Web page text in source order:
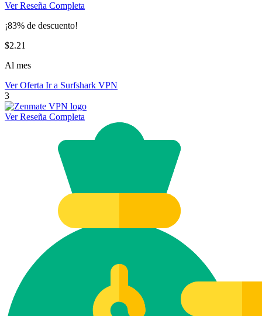
Ver Reseña Completa
¡83% de descuento!
$2.21
Al mes
Ver Oferta Ir a Surfshark VPN
3
Ver Reseña Completa